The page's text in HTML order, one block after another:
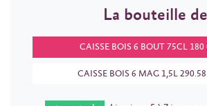
La bouteille de
CAISSE BOIS 6 BOUT 75CL 180
CAISSE BOIS 6 MAG 1,5L